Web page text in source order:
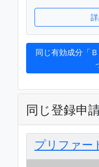
同じ有効成分「
同じ登録申
プリファー